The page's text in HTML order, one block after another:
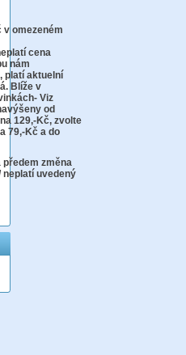
v omezeném
cena
nám
platí aktuelní
Blíže v
Viz
od
129,-Kč, zvolte
79,-Kč a do
předem změna
neplatí uvedený